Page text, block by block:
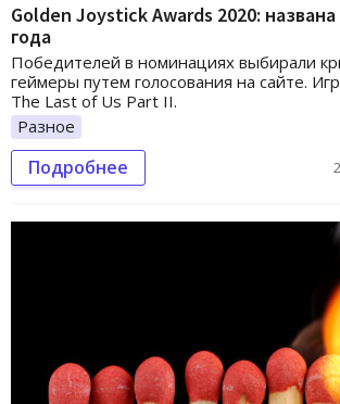
Golden Joystick Awards 2020:
года
Победителей в номинациях выбирали
геймеры путем голосования на сайте.
The Last of Us Part II.
Разное
Подробнее